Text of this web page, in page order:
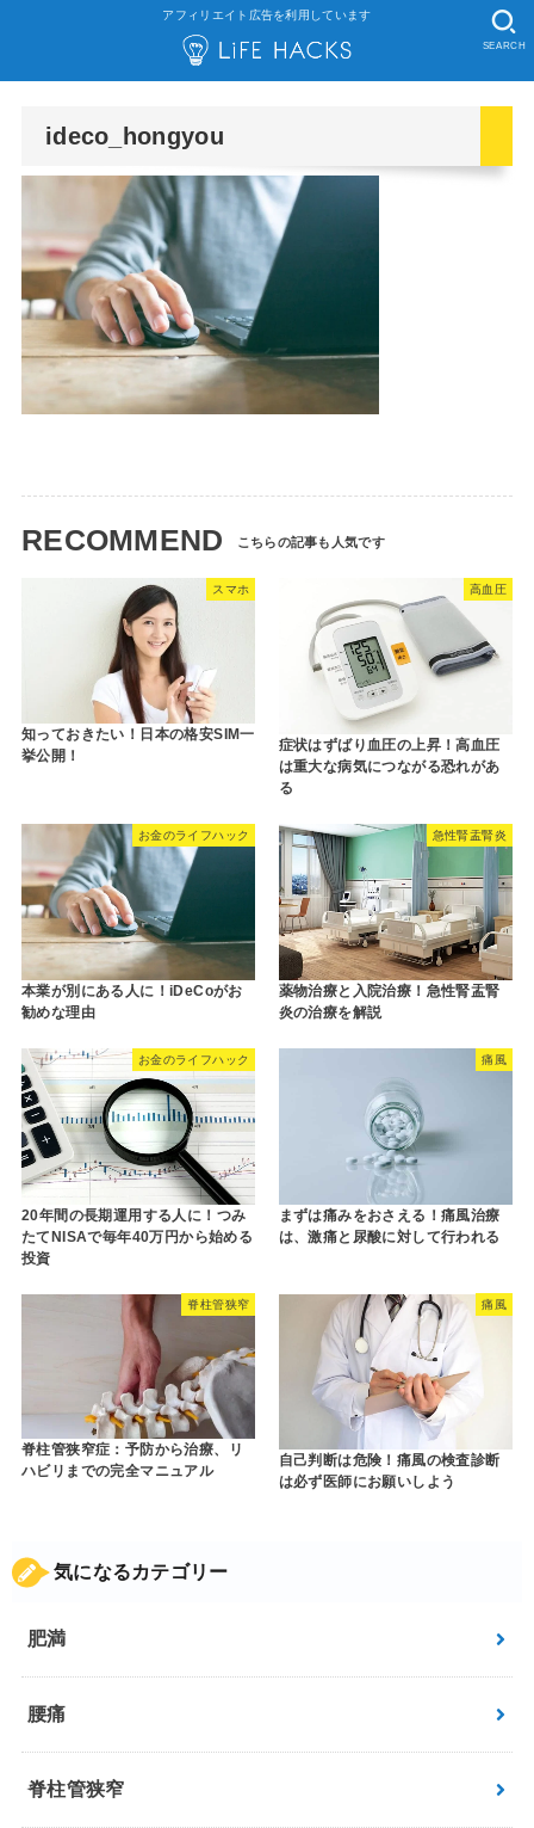
アフィリエイト広告を利用しています
SEARCH
ideco_hongyou
RECOMMEND
スマホ
知っておきたい！日本の格安SIM一
挙公開！
高血圧
症状はずばり血圧の上昇！高血圧
は重大な病気につながる恐れがあ
る
お金のライフハック
本業が別にある人に！iDeCoがお
勧めな理由
急性腎盂腎炎
薬物治療と入院治療！急性腎盂腎
炎の治療を解説
お金のライフハック
20年間の長期運用する人に！つみ
たてNISAで毎年40万円から始める
投資
痛風
まずは痛みをおさえる！痛風治療
は、激痛と尿酸に対して行われる
脊柱管狭窄
脊柱管狭窄症：予防から治療、リ
ハビリまでの完全マニュアル
痛風
自己判断は危険！痛風の検査診断
は必ず医師にお願いしよう
気になるカテゴリー
肥満
腰痛
脊柱管狭窄